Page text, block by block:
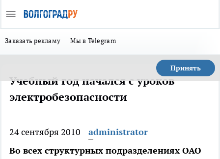
Заказать рекламу Мы в Telegram
Принять
Учебный год начался с уроков
электробезопасности
24 сентября 2010
administrator
Во всех структурных подразделениях ОАО